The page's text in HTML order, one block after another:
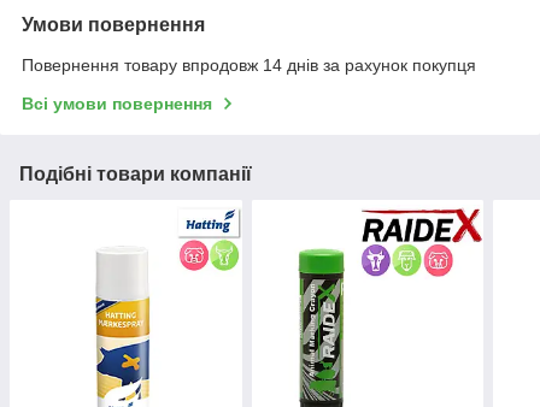
Умови повернення
Повернення товару впродовж 14 днів за рахунок покупця
Всі умови повернення
Подібні товари компанії